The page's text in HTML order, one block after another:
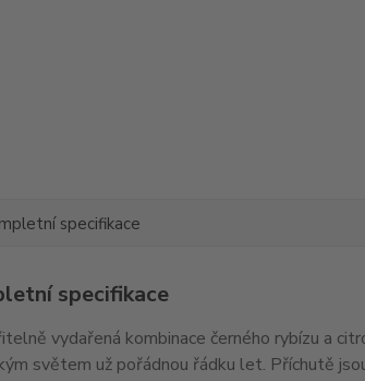
specifikace
specifikace
vydařená kombinace černého rybízu a
světem už pořádnou řádku let. Příchutě